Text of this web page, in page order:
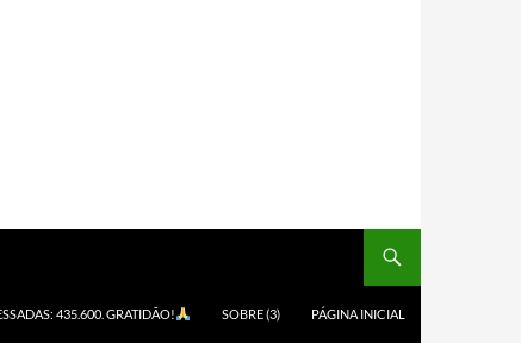
435.600. GRATIDÃO! SOBRE (3) PÁGINA INICIAL